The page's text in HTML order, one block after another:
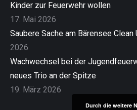
Kinder zur Feuerwehr wollen
17. Mai 2026
Saubere Sache am Bärensee Clean
2026
Wachwechsel bei der
neues Trio an der Spitze
19. März 2026
Durch die weitere